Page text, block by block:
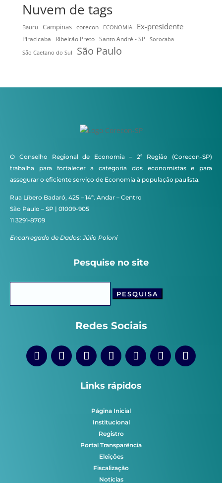
Nuvem de tags
Bauru Campinas corecon ECONOMIA Ex-presidente
Piracicaba Ribeirão Preto Santo André - SP
Sorocaba
São Caetano do Sul
São Paulo
O Conselho Regional de Economia – 2ª Região (Corecon-SP)
trabalha para fortalecer a categoria dos economistas e para
assegurar o eficiente serviço de Economia à população paulista.
Rua Líbero Badaró, 425 – 14º. Andar – Centro
São Paulo – SP | 01009-905
11 3291-8709
Encarregado de Dados: Júlio Poloni
Pesquise no site
Redes Sociais
Links rápidos
Página Inicial
Institucional
Registro
Portal Transparência
Eleições
Fiscalização
Notícias